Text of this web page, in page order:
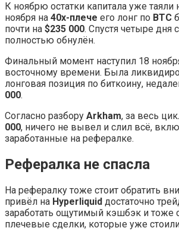
К ноябрю остатки капитала уже таяли
ноября на 40x-плече его лонг по BTC
почти на $235 000. Спустя четыре дня
полностью обнулён.
Финальный момент наступил 18
восточному времени. Была
лонговая позиция по биткоину,
000.
Согласно разбору Arkham, за весь
000, ничего не вывел и слил всё,
заработанные на рефералке.
Рефералка не спасла
На рефералку тоже стоит обратить
привёл на Hyperliquid достаточно
заработать ощутимый кэшбэк и тоже
плечевые сделки, которые уже